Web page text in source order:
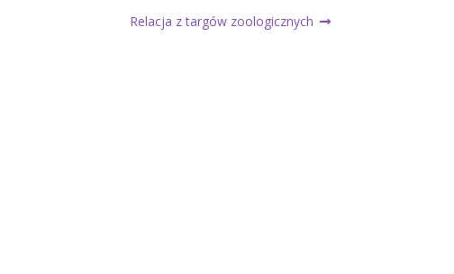
Następny
Relacja z targów zoologicznych